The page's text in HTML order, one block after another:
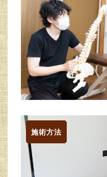
ジ
送
り
施術方法